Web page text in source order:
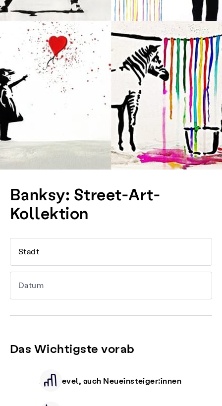
Banksy: Street-Art-
Kollektion
Stadt
Datum
Das Wichtigste vorab
Alle Level, auch Neueinsteiger:innen